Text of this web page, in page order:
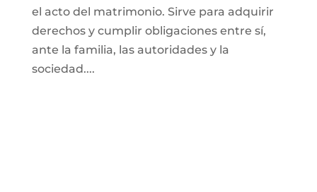
el acto del matrimonio. Sirve para adquirir
derechos y cumplir obligaciones entre sí,
ante la familia, las autoridades y la
sociedad....